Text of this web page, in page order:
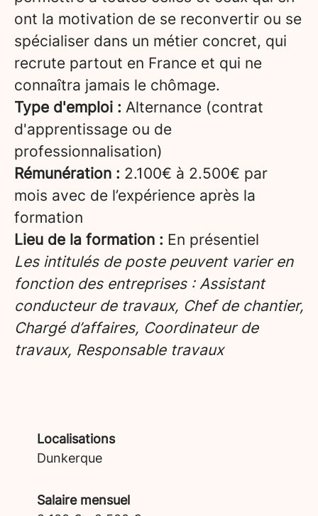
ont la motivation de se reconvertir ou se
spécialiser dans un métier concret, qui
recrute partout en France et qui ne
connaîtra jamais le chômage.
Type d'emploi : Alternance (contrat
d'apprentissage ou de
professionnalisation)
Rémunération : 2.100€ à 2.500€ par
mois avec de l’expérience après la
formation
Lieu de la formation : En présentiel
Les intitulés de poste peuvent varier en
fonction des entreprises : Assistant
conducteur de travaux, Chef de chantier,
Chargé d’affaires, Coordinateur de
travaux, Responsable travaux
Localisations
Dunkerque
Salaire mensuel